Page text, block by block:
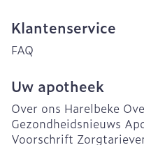
Klantenservice
FAQ
Uw apotheek
Over ons Harelbeke
Gezondheidsnieuws
Voorschrift